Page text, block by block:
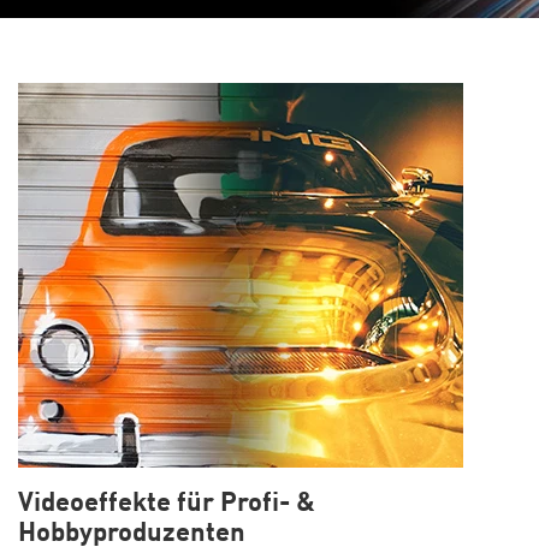
Videoeffekte für Profi- &
Hobbyproduzenten